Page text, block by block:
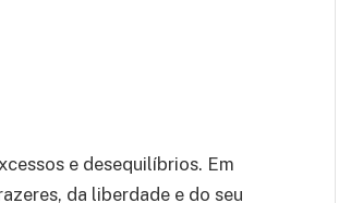
e desequilíbrios. Em
da liberdade e do seu